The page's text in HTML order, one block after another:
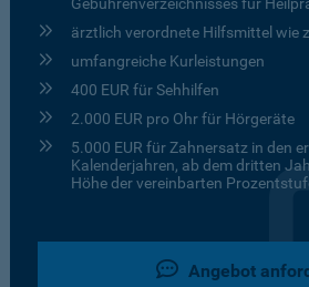
ärztlich verordnete Hilfsmittel wie
umfangreiche Kurleistungen
400 EUR für Sehhilfen
2.000 EUR pro Ohr für Hörgeräte
5.000 EUR für Zahnersatz in den
Kalenderjahren, ab dem dritten
Höhe der vereinbarten
Angebot